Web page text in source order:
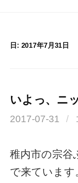
日: 2017年7月31日
いよっ、ニ
2017-07-31 /
稚内市の宗谷
で来ています